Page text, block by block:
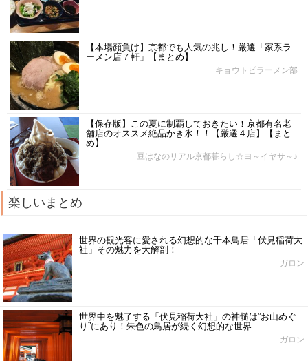
【本場顔負け】京都でも人気の兆し！厳選「家系ラ
ーメン店７軒」【まとめ】
キョウトピラーメン部
【保存版】この夏に制覇しておきたい！京都有名老
舗店のオススメ絶品かき氷！！【厳選４店】【まと
め】
豆はなのリアル京都暮らし☆ヨ～イヤサ～♪
楽しいまとめ
世界の観光客に愛される幻想的な千本鳥居「伏見稲荷大
社」その魅力を大解剖！
ガロン
世界中を魅了する「伏見稲荷大社」の神髄は”お山めぐ
り”にあり！朱色の鳥居が続く幻想的な世界
ガロン